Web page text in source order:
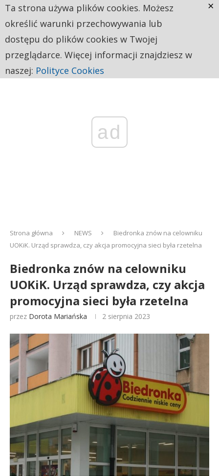
ad
Strona główna NEWS
Biedronka znów na celowniku
UOKiK. Urząd sprawdza, czy akcja promocyjna sieci była rzetelna
Biedronka znów na celowniku
UOKiK. Urząd sprawdza, czy akcja
promocyjna sieci była rzetelna
przez Dorota Mariańska 2 sierpnia 2023
Ta strona używa plików cookies. Możesz
określić warunki przechowywania lub
dostępu do plików cookies w Twojej
przeglądarce. Więcej informacji znajdziesz w
naszej: Polityce Cookies
×